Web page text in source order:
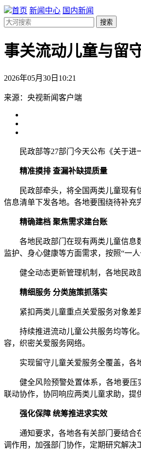
首页 新闻中心 国内新闻
搜索
事关流动儿童与留
2026年05月30日10:21
来源：央视新闻客户端
民政部等27部门今天公布《关于进一
精准摸排 查漏补缺提质量
民政部牵头，将全国两类儿童现有信
信息清单下发各地。各地要围绕待补充
精确建档 聚焦需求建台账
各地民政部门在现有两类儿童信息数
监护、身心健康等方面需求，按照“一
健全动态更新管理机制，各地民政部
精细服务 分类施策抓落实
紧扣两类儿童重点关爱服务对象差异
持续推进流动儿童公共服务均等化。
容，织密关爱服务网络。
实现留守儿童关爱服务全覆盖，各地
健全风险预警处置体系，各地要压实
联动协作，协同响应两类儿童求助，提
强化保障 统筹推进求实效
通知要求，各地各有关部门要结合在
调作用，加强部门协作，定期研究解决